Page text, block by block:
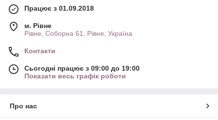
Працює з 01.09.2018
м. Рівне
Рівне, Соборна 61, Рівне, Україна
Контакти
Сьогодні працює з 09:00 до 19:00
Показати весь графік роботи
Про нас